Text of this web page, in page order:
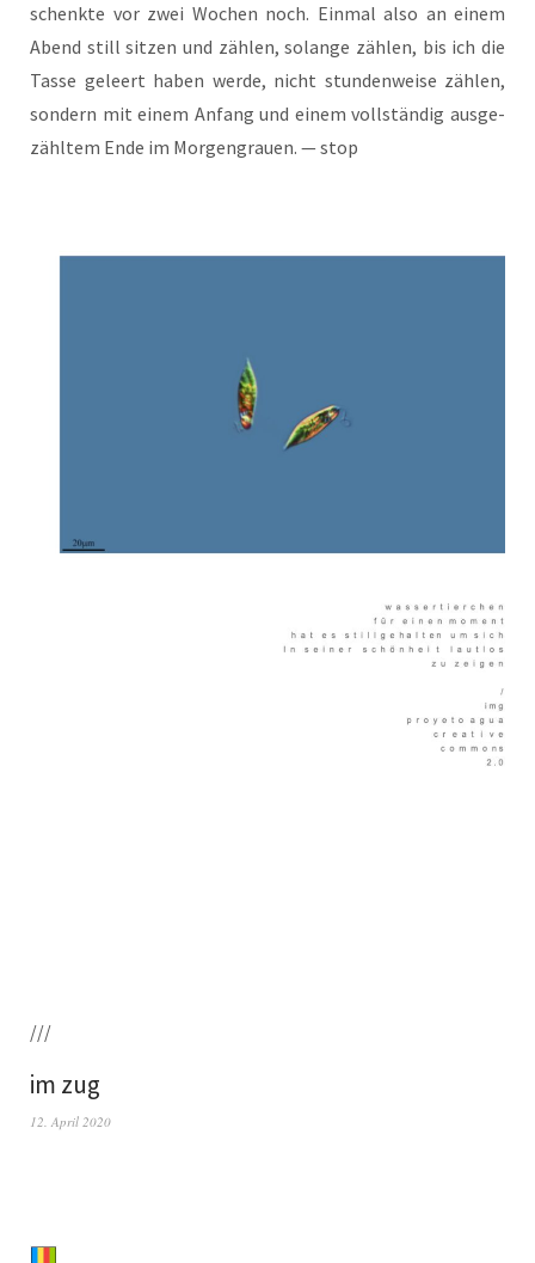
schenk­te vor zwei Wochen noch. Ein­mal also an einem
Abend still sit­zen und zäh­len, solan­ge zäh­len, bis ich die
Tas­se geleert haben wer­de, nicht stun­den­wei­se zäh­len,
son­dern mit einem Anfang und einem voll­stän­dig aus­ge­
zähl­tem Ende im Mor­gen­grau­en. — stop
///
im zug
12. April 2020